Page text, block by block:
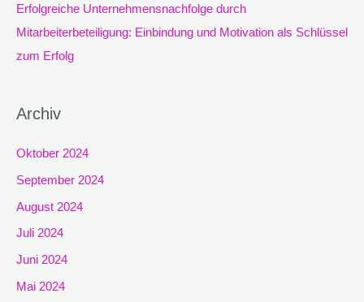
Erfolgreiche Unternehmensnachfolge durch
Mitarbeiterbeteiligung: Einbindung und Motivation als Schlüssel
zum Erfolg
Archiv
Oktober 2024
September 2024
August 2024
Juli 2024
Juni 2024
Mai 2024